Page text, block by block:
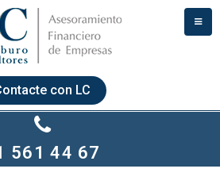
con LC
561 44 67